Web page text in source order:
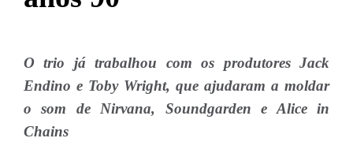
O trio já trabalhou com os produtores Jack
Endino e Toby Wright, que ajudaram a moldar
o som de Nirvana, Soundgarden e Alice in
Chains